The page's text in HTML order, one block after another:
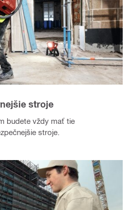
stroje
budete vždy mať tie
stroje.